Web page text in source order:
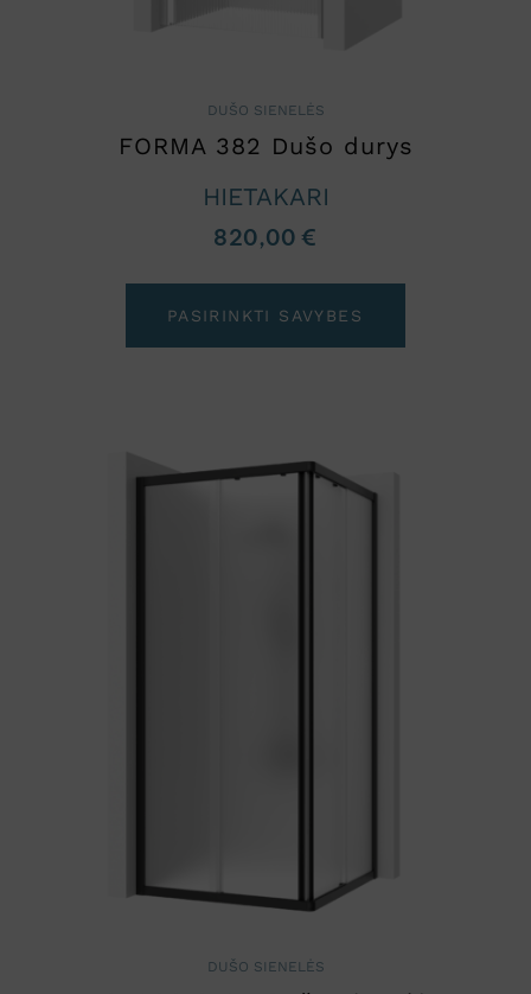
DUŠO SIENELĖS
FORMA 382 Dušo durys
HIETAKARI
820,00€
PASIRINKTI SAVYBES
DUŠO SIENELĖS